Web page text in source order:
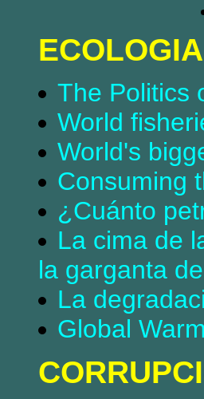
ECOLOGIA
The Politics
World
World's
Consuming
¿Cuánto
La cima de
la garganta
La
Global